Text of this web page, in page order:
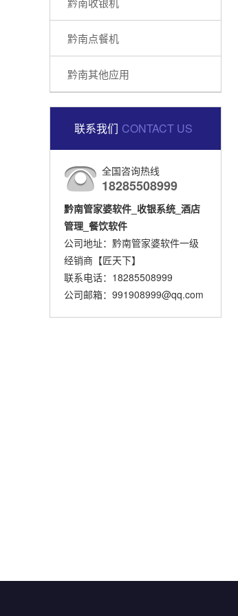
黔南点餐机
黔南其他应用
联系我们 CONTACT US
全国咨询热线
18285508999
黔南管家婆软件_收银系统_酒店
管理_餐饮软件
公司地址：黔南管家婆软件一级
经销商【匠天下】
联系电话：18285508999
公司邮箱：991908999@qq.com